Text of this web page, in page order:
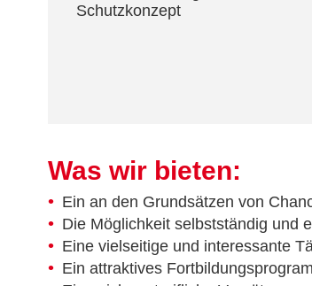
Schutzkonzept
Was wir bieten:
Ein an den Grundsätzen von
Die Möglichkeit selbstständig und
Eine vielseitige und interessante
Ein attraktives